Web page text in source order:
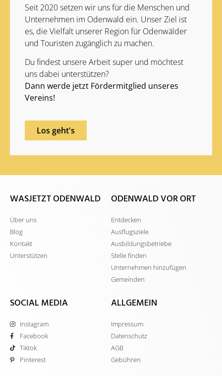
Seit 2020 setzen wir uns für die Menschen und
Unternehmen im Odenwald ein. Unser Ziel ist
es, die Vielfalt unserer Region für Odenwälder
und Touristen zugänglich zu machen.
Du findest unsere Arbeit super und möchtest
uns dabei unterstützen?
Dann werde jetzt Fördermitglied unseres
Vereins!
Los geht's
WASJETZT ODENWALD
Über uns
Blog
Kontakt
Unterstützen
ODENWALD VOR ORT
Entdecken
Ausflugsziele
Ausbildungsbetriebe
Stelle finden
Unternehmen hinzufügen
Gemeinden
SOCIAL MEDIA
Instagram
Facebook
Tiktok
Pinterest
ALLGEMEIN
Impressum
Datenschutz
AGB
Gebühren